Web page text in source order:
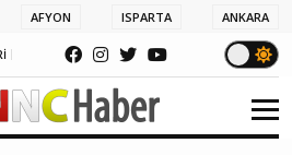
AFYON ISPARTA ANKARA